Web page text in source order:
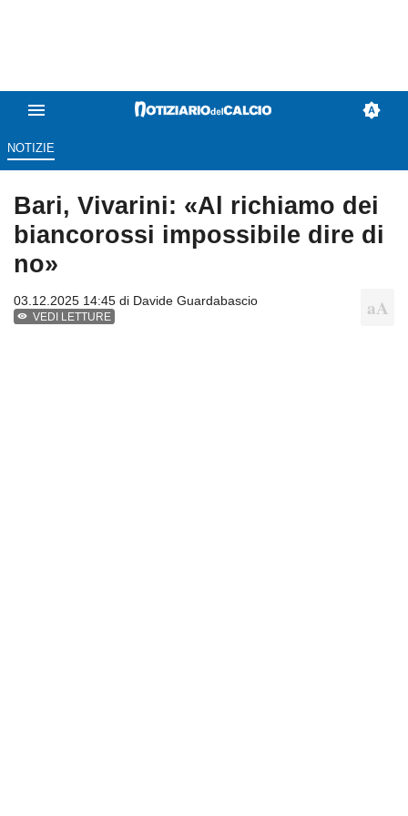
NOTIZIE
Bari, Vivarini: «Al richiamo dei
biancorossi impossibile dire di
no»
03.12.2025 14:45 di Davide Guardabascio
VEDI LETTURE